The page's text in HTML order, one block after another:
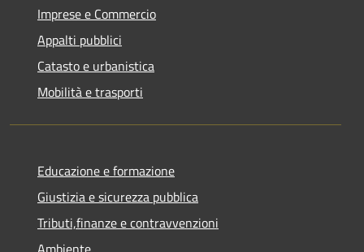
Imprese e Commercio
Appalti pubblici
Catasto e urbanistica
Mobilità e trasporti
Educazione e formazione
Giustizia e sicurezza pubblica
Tributi,finanze e contravvenzioni